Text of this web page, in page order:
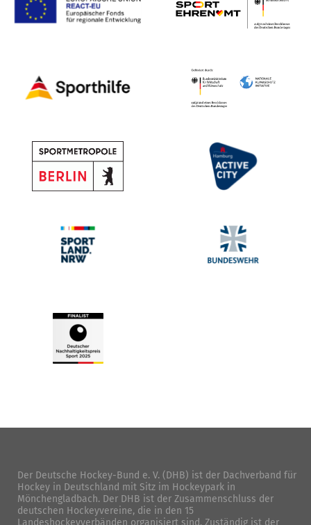
Der Deutsche Hockey-Bund e. V. (DHB) ist der Dachverband für
Hockey in Deutschland mit Sitz im Hockeypark in
Mönchengladbach. Der DHB ist der Zusammenschluss der
deutschen Hockeyvereine, die in den 15